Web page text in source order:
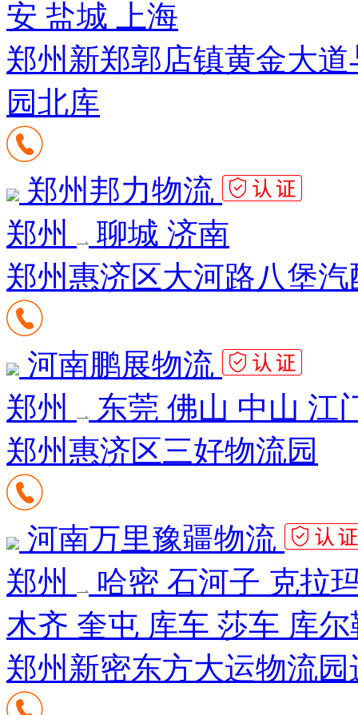
安 盐城 上海
郑州新郑郭店镇黄金大
园北库
郑州邦力物流
郑州
聊城 济南
郑州惠济区大河路八堡汽
河南鹏展物流
郑州
东莞 佛山 中山 江
郑州惠济区三好物流园
河南万里豫疆物流
郑州
哈密 石河子 克拉
木齐 奎屯 库车 莎车 库尔
郑州新密东方大运物流